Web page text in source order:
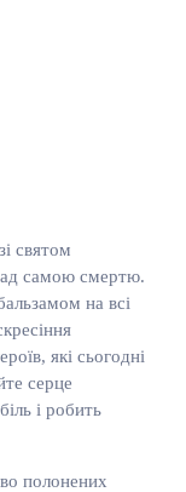
святом
самою смертю.
на всі
які сьогодні
серце
і робить
полонених